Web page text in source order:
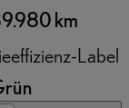
km
Label